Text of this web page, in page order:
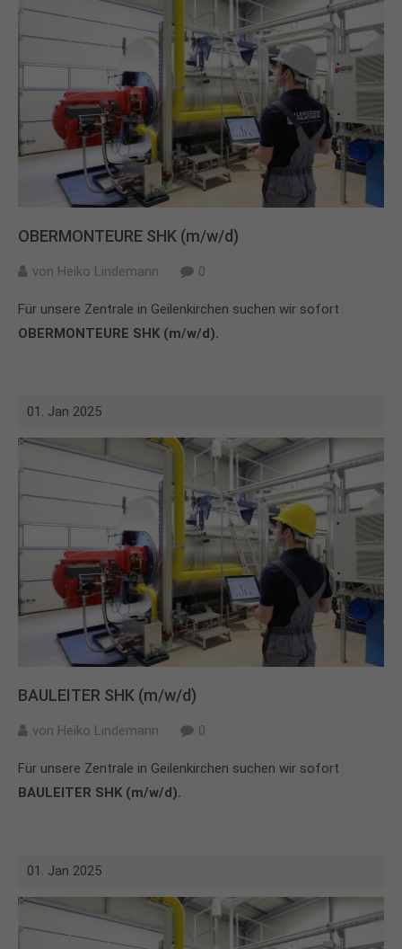
OBERMONTEURE SHK (m/w/d)
von Heiko Lindemann 0
Für unsere Zentrale in Geilenkirchen suchen wir sofort
OBERMONTEURE SHK (m/w/d).
01. Jan 2025
BAULEITER SHK (m/w/d)
von Heiko Lindemann 0
Für unsere Zentrale in Geilenkirchen suchen wir sofort
BAULEITER SHK (m/w/d).
01. Jan 2025